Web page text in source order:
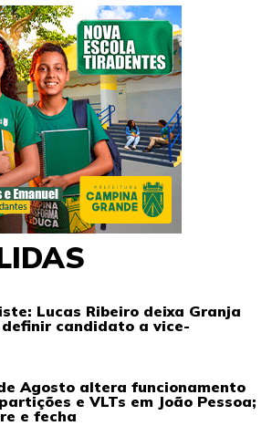
Lucas Ribeiro deixa Granja
candidato a vice-
Agosto altera funcionamento
e VLTs em João Pessoa;
e fecha